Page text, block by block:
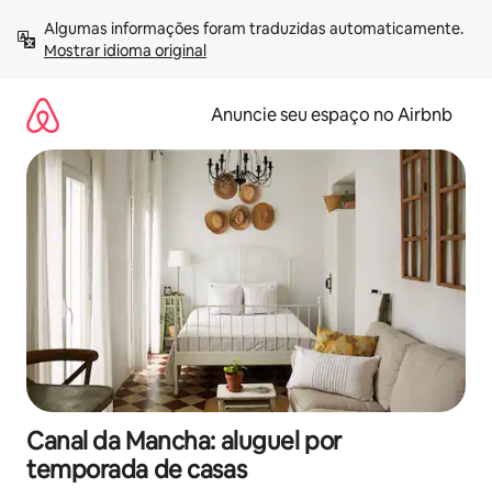
para
Mostrar idioma original
Anuncie seu espaço no Airbnb
Canal da Mancha: aluguel por
temporada de casas